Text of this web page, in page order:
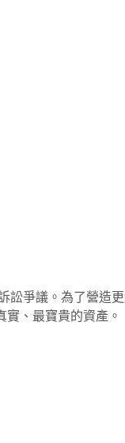
爭議。為了營造
實、最寶貴的資產。